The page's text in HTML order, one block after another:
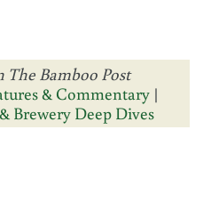
Bamboo Post
& Commentary |
Brewery Deep Dives